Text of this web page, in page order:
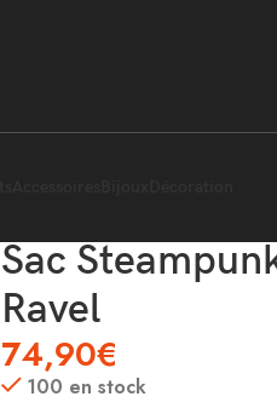
Sac
Ravel
74,90€
100 en stock